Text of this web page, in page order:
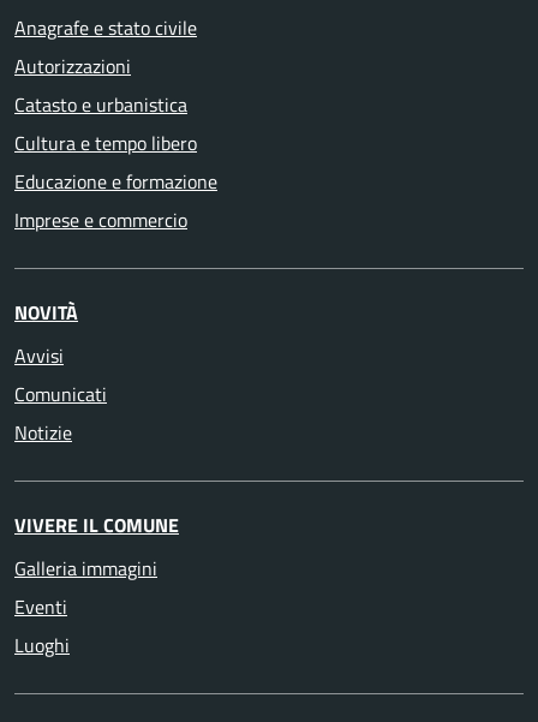
Anagrafe e stato civile
Autorizzazioni
Catasto e urbanistica
Cultura e tempo libero
Educazione e formazione
Imprese e commercio
NOVITÀ
Avvisi
Comunicati
Notizie
VIVERE IL COMUNE
Galleria immagini
Eventi
Luoghi